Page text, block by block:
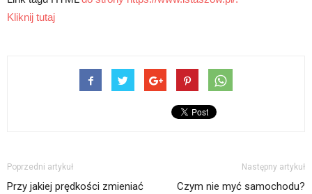
Kliknij tutaj
Poprzedni artykuł
Przy jakiej prędkości zmieniać
Następny artykuł
Czym nie myć samochodu?